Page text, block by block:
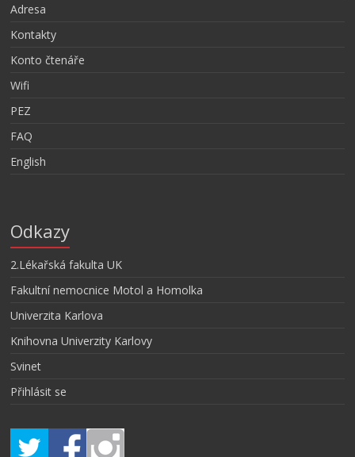
Adresa
Kontakty
Konto čtenáře
Wifi
PEZ
FAQ
English
Odkazy
2.Lékařská fakulta UK
Fakultní nemocnice Motol a Homolka
Univerzita Karlova
Knihovna Univerzity Karlovy
Svinet
Přihlásit se